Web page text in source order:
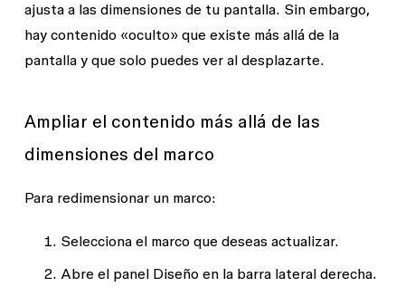
ajusta a las dimensiones de tu pantalla. Sin embargo,
hay contenido «oculto» que existe más allá de la
pantalla y que solo puedes ver al desplazarte.
Ampliar el contenido más allá de las
dimensiones del marco
Para redimensionar un marco:
Selecciona el marco que deseas actualizar.
Abre el panel Diseño en la barra lateral derecha.